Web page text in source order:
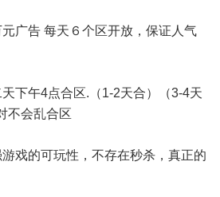
元广告 每天６个区开放，保证人气
天下午4点合区.（1-2天合）（3-4天
不会乱合区
游戏的可玩性，不存在秒杀，真正的